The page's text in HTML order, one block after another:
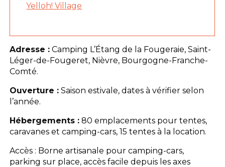
Yelloh! Village
Adresse : Camping L’Étang de la Fougeraie, Saint-
Léger-de-Fougeret, Nièvre, Bourgogne-Franche-
Comté.
Ouverture : Saison estivale, dates à vérifier selon
l’année.
Hébergements : 80 emplacements pour tentes,
caravanes et camping-cars, 15 tentes à la location.
Accès : Borne artisanale pour camping-cars,
parking sur place, accès facile depuis les axes